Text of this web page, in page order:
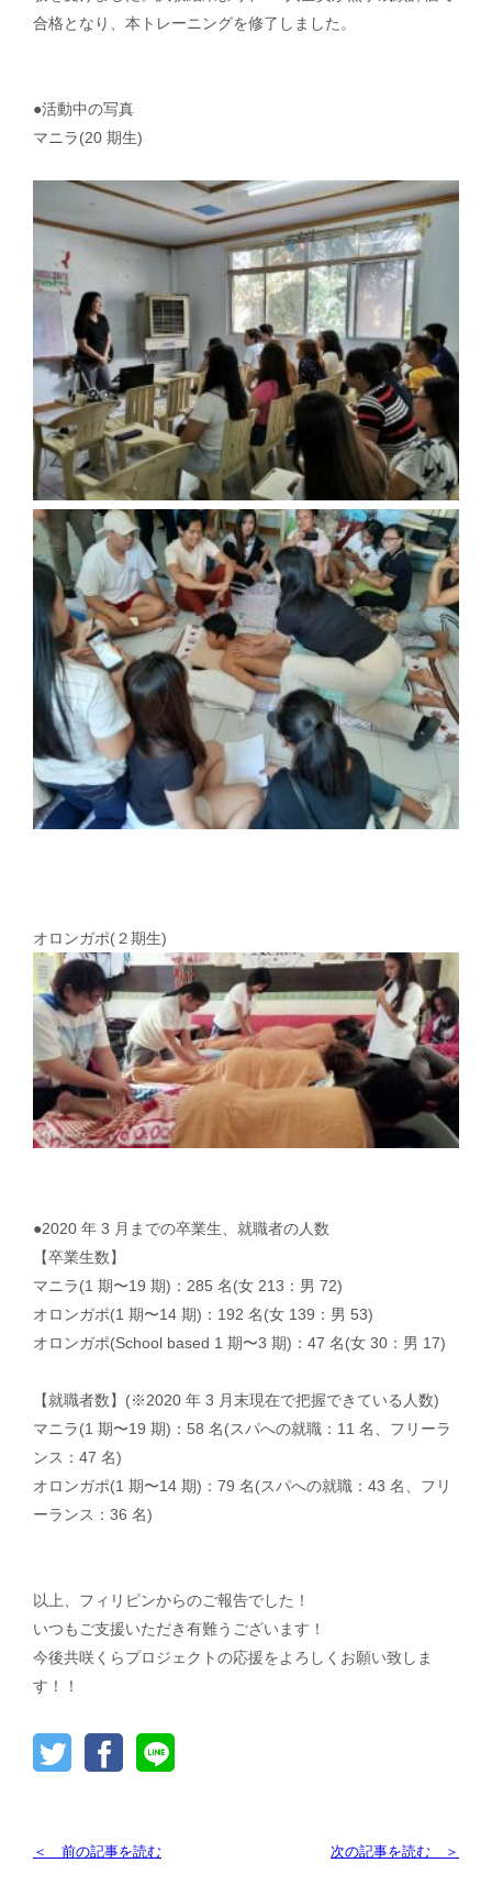
合格となり、本トレーニングを修了しました。
●活動中の写真
マニラ(20 期⽣)
オロンガポ(２期⽣)
●2020 年 3 ⽉までの卒業⽣、就職者の⼈数
【卒業⽣数】
マニラ(1 期〜19 期)：285 名(⼥ 213：男 72)
オロンガポ(1 期〜14 期)：192 名(⼥ 139：男 53)
オロンガポ(School based 1 期〜3 期)：47 名(⼥ 30：男 17)
【就職者数】(※2020 年 3 ⽉末現在で把握できている⼈数)
マニラ(1 期〜19 期)：58 名(スパへの就職：11 名、フリーラ
ンス：47 名)
オロンガポ(1 期〜14 期)：79 名(スパへの就職：43 名、フリ
ーランス：36 名)
以上、フィリピンからのご報告でした！
いつもご支援いただき有難うございます！
今後共咲くらプロジェクトの応援をよろしくお願い致しま
す！！
＜ 前の記事を読む 次の記事を読む ＞